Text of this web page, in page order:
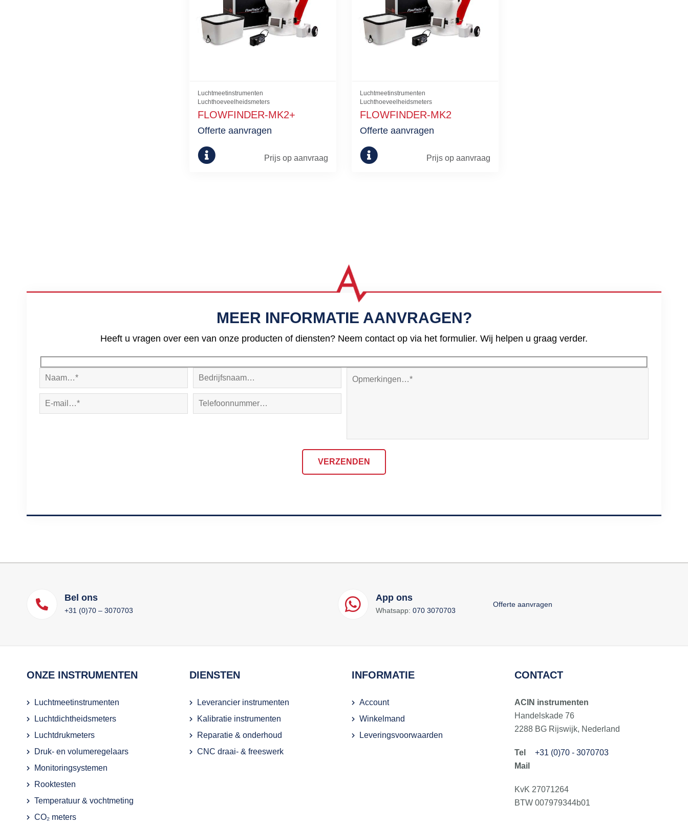
Luchtmeetinstrumenten
Luchthoeveelheidsmeters
FLOWFINDER-MK2+
Prijs op aanvraag
Offerte aanvragen
Luchtmeetinstrumenten
Luchthoeveelheidsmeters
FLOWFINDER-MK2
Prijs op aanvraag
Offerte aanvragen
MEER INFORMATIE AANVRAGEN?
Heeft u vragen over een van onze producten of diensten? Neem contact op via het formulier. Wij helpen u graag verder.
VERZENDEN
Bel ons
+31 (0)70 – 3070703
App ons
Whatsapp: 070 3070703
Offerte aanvragen
ONZE INSTRUMENTEN
Luchtmeetinstrumenten
Luchtdichtheidsmeters
Luchtdrukmeters
Druk- en volumeregelaars
Monitoringsystemen
Rooktesten
Temperatuur & vochtmeting
CO₂ meters
DIENSTEN
Leverancier instrumenten
Kalibratie instrumenten
Reparatie & onderhoud
CNC draai- & freeswerk
INFORMATIE
Account
Winkelmand
Leveringsvoorwaarden
CONTACT
ACIN instrumenten
Handelskade 76
2288 BG Rijswijk, Nederland
+31 (0)70 - 3070703
KvK 27071264
BTW 007979344b01